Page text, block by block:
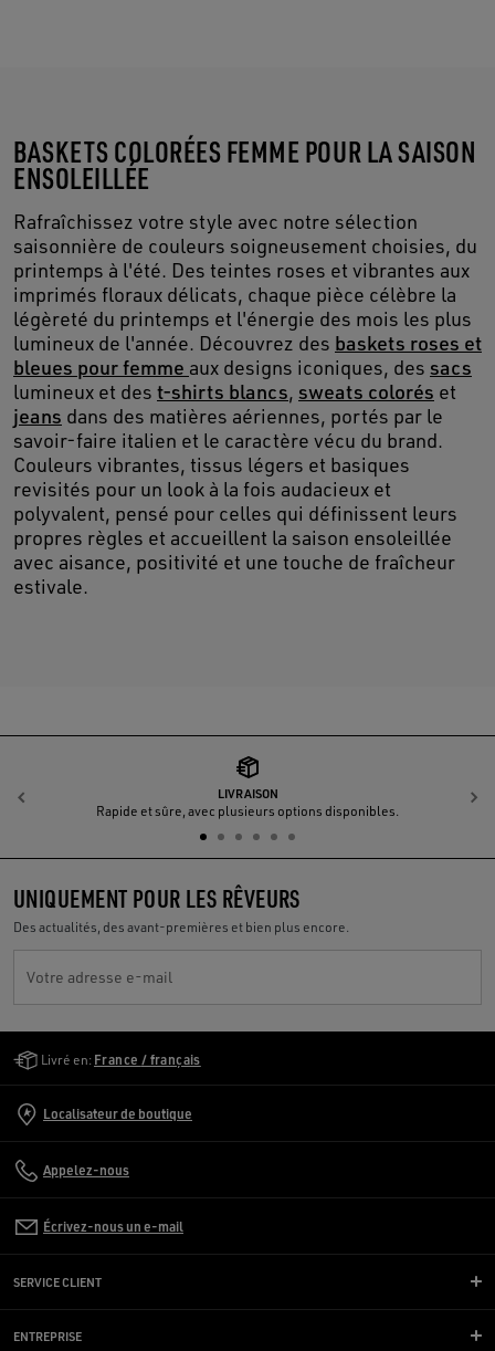
BASKETS COLORÉES FEMME POUR LA SAISON
ENSOLEILLÉE
Rafraîchissez votre style avec notre sélection
saisonnière de couleurs soigneusement choisies, du
printemps à l'été. Des teintes roses et vibrantes aux
imprimés floraux délicats, chaque pièce célèbre la
légèreté du printemps et l'énergie des mois les plus
lumineux de l'année. Découvrez des baskets roses et
bleues pour femme aux designs iconiques, des sacs
lumineux et des t-shirts blancs, sweats colorés et
jeans dans des matières aériennes, portés par le
savoir-faire italien et le caractère vécu du brand.
Couleurs vibrantes, tissus légers et basiques
revisités pour un look à la fois audacieux et
polyvalent, pensé pour celles qui définissent leurs
propres règles et accueillent la saison ensoleillée
avec aisance, positivité et une touche de fraîcheur
estivale.
LIVRAISON
Rapide et sûre, avec plusieurs options disponibles.
Précédent
UNIQUEMENT POUR LES RÊVEURS
Des actualités, des avant-premières et bien plus encore.
Votre adresse e-mail
Livré en: France / français
Localisateur de boutique
Appelez-nous
Écrivez-nous un e-mail
SERVICE CLIENT
ENTREPRISE